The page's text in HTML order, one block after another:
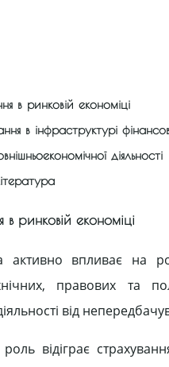
в ринковій економіці
в інфраструктурі
діяльності
в ринковій економіці
активно впливає на
правових та
від
відіграє